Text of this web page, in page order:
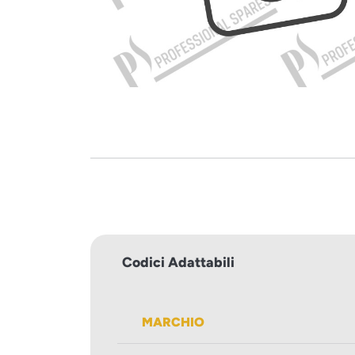
Codici Adattabili
MARCHIO